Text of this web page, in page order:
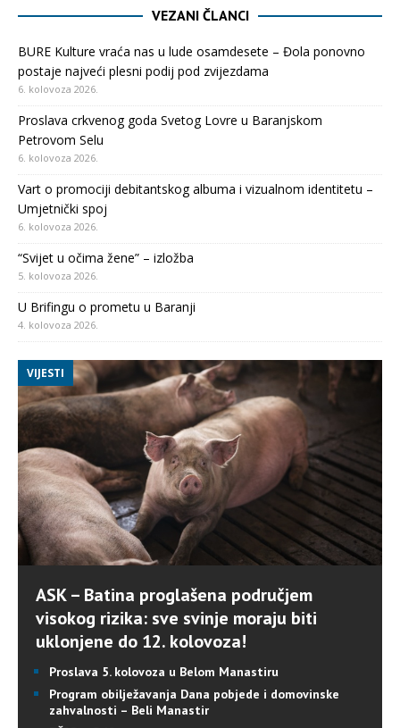
VEZANI ČLANCI
BURE Kulture vraća nas u lude osamdesete – Đola ponovno
postaje najveći plesni podij pod zvijezdama
6. kolovoza 2026.
Proslava crkvenog goda Svetog Lovre u Baranjskom
Petrovom Selu
6. kolovoza 2026.
Vart o promociji debitantskog albuma i vizualnom identitetu –
Umjetnički spoj
6. kolovoza 2026.
“Svijet u očima žene” – izložba
5. kolovoza 2026.
U Brifingu o prometu u Baranji
4. kolovoza 2026.
VIJESTI
ASK – Batina proglašena područjem
visokog rizika: sve svinje moraju biti
uklonjene do 12. kolovoza!
Proslava 5. kolovoza u Belom Manastiru
Program obilježavanja Dana pobjede i domovinske
zahvalnosti – Beli Manastir